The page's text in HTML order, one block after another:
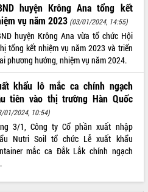
huyện Krông Ana tổng kết
vụ năm 2023 (03/01/2024, 14:55)
huyện Krông Ana vừa tổ chức Hội
tổng kết nhiệm vụ năm 2023 và triển
phương hướng, nhiệm vụ năm 2024.
khẩu lô mắc ca chính ngạch
tiên vào thị trường Hàn Quốc
01/2024, 10:54)
3/1, Công ty Cổ phần xuất nhập
Nutri Soil tổ chức Lễ xuất khẩu
mắc ca Đắk Lắk chính ngạch